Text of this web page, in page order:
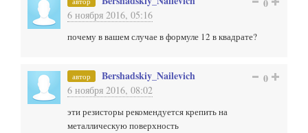
6 ноября 2016, 05:16
0
почему в вашем случае в формуле 12 в квадрате?
автор Bershadskiy_Nailevich
6 ноября 2016, 08:02
0
эти резисторы рекомендуется крепить на
металлическую поверхность